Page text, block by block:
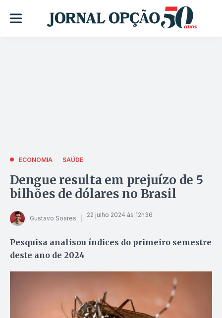
ECONOMIA SAÚDE
Dengue resulta em prejuízo de 5
bilhões de dólares no Brasil
Gustavo Soares 22 julho 2024 às 12h36
Pesquisa analisou índices do primeiro semestre
deste ano de 2024